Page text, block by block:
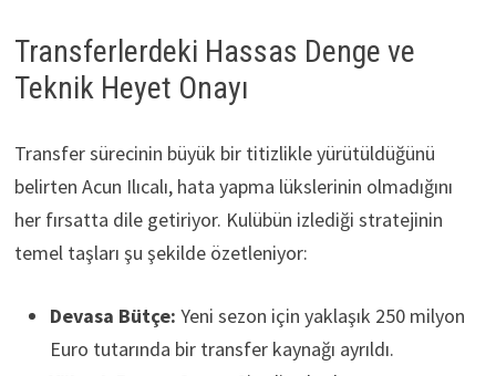
Transferlerdeki Hassas Denge ve
Teknik Heyet Onayı
Transfer sürecinin büyük bir titizlikle yürütüldüğünü
belirten Acun Ilıcalı, hata yapma lükslerinin olmadığını
her fırsatta dile getiriyor. Kulübün izlediği stratejinin
temel taşları şu şekilde özetleniyor:
Devasa Bütçe: Yeni sezon için yaklaşık 250 milyon
Euro tutarında bir transfer kaynağı ayrıldı.